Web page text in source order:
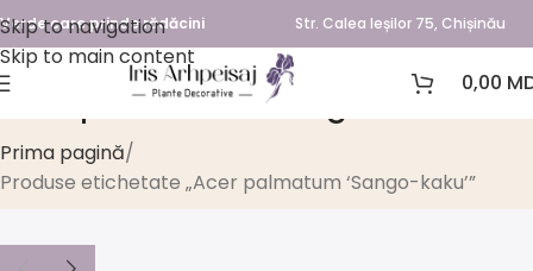
Skip to navigation
Skip to main content
Verde care prinde rădăcini Str. Calea Ieșilor 75, Chișinău
0,00
Acer palmatum ‘Sango-kaku’
Prima pagină
Produse etichetate „Acer palmatum ‘Sango-kaku’”